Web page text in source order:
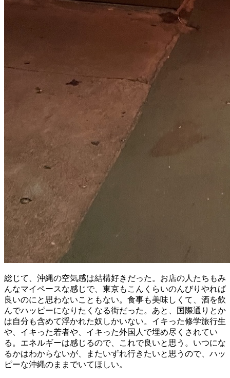
総じて、沖縄の空気感は結構好きだった。お店の人たちもみ
んなマイペースな感じで、東京もこんくらいのんびりやれば
良いのにと思わないこともない。食事も美味しくて、酒を飲
んでハッピーになりたくなる街だった。あと、国際通りとか
は自分も含めて浮かれた奴しかいない。イキった修学旅行生
や、イキった若者や、イキった外国人で埋め尽くされてい
る。エネルギーは感じるので、これで良いと思う。いつにな
るかはわからないが、またいずれ行きたいと思うので、ハッ
ピーな沖縄のままでいてほしい。